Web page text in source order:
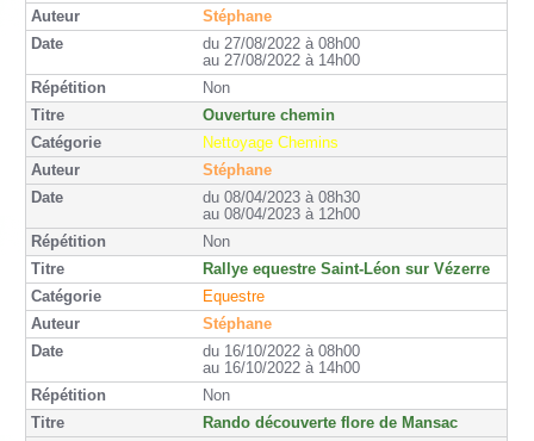
Stéphane
du 27/08/2022 à 08h00
au 27/08/2022 à 14h00
Non
Ouverture chemin
Nettoyage Chemins
Stéphane
du 08/04/2023 à 08h30
au 08/04/2023 à 12h00
Non
Rallye equestre Saint-Léon sur Vézerre
Equestre
Stéphane
du 16/10/2022 à 08h00
au 16/10/2022 à 14h00
Non
Rando découverte flore de Mansac